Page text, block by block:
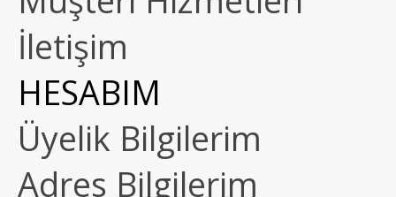
İletişim
HESABIM
Üyelik Bilgilerim
Adres Bilgilerim